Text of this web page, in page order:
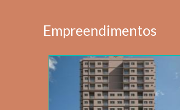
Empreendimentos